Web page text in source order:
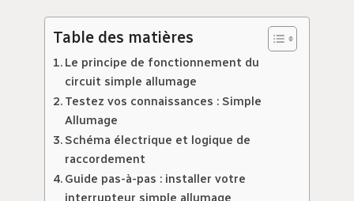
Table des matières
Le principe de fonctionnement du
circuit simple allumage
Testez vos connaissances : Simple
Allumage
Schéma électrique et logique de
raccordement
Guide pas-à-pas : installer votre
interrupteur simple allumage